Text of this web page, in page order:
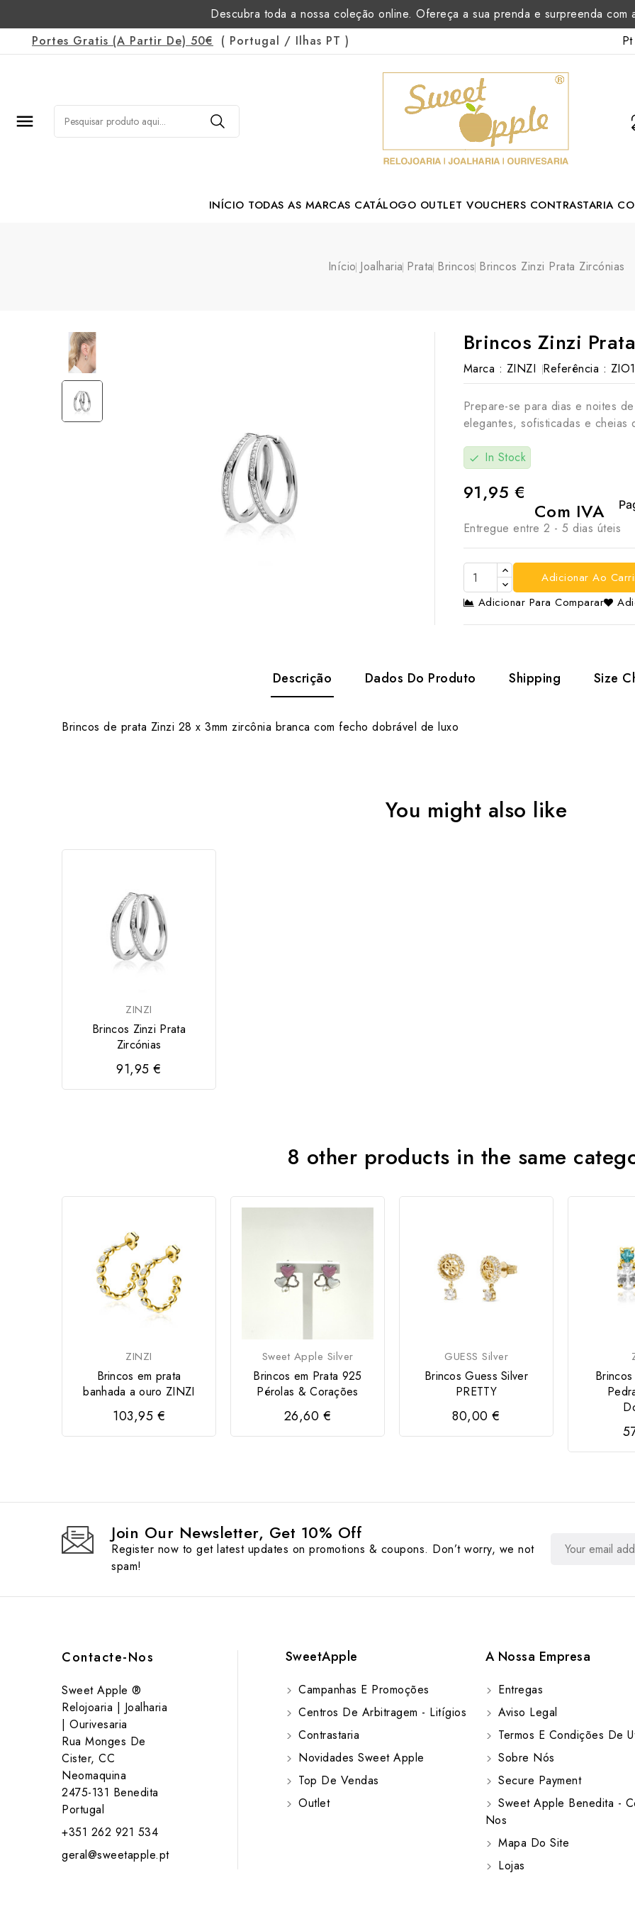
Descubra toda a nossa coleção online. Ofereça a sua prenda e surpreenda com
Portes Gratis (a Partir De) 50€ ( Portugal / Ilhas PT ) Pt

INÍCIO TODAS AS MARCAS CATÁLOGO OUTLET VOUCHERS CONTRASTARIA
Início Joalharia Prata Brincos Brincos Zinzi Prata Zircónias
Brincos Zinzi
Marca : ZINZI Referência :
Prepare-se para dias e noites
elegantes, sofisticadas e cheias
check In Stock
91,95 €
Com IVA
Entregue entre 2 - 5 dias úteis
Adicionar Ao
Adicionar Para Comparar
Descrição Dados Do Produto Shipping Size
Brincos de prata Zinzi 28 x 3mm zircônia branca com fecho dobrável de luxo
You might also like
ZINZI
Brincos Zinzi Prata
Zircónias
91,95 €
8 other products in the same
ZINZI
Brincos em prata
banhada a ouro ZINZI
103,95 €
Sweet Apple Silver
Brincos em Prata 925
Pérolas & Corações
26,60 €
GUESS Silver
Brincos Guess Silver
PRETTY
80,00 €
Join Our Newsletter, Get 10% Off
Register now to get latest updates on promotions & coupons. Don’t worry, we not
spam!
Contacte-Nos
Sweet Apple ®
Relojoaria | Joalharia
| Ourivesaria
Rua Monges De
Cister, CC
Neomaquina
2475-131 Benedita
Portugal
+351 262 921 534
geral@sweetapple.pt
SweetApple
Campanhas E Promoções
Centros De Arbitragem - Litígios
Contrastaria
Novidades Sweet Apple
Top De Vendas
Outlet
A Nossa Empresa
Entregas
Aviso Legal
Termos E Condições De
Sobre Nós
Secure Payment
Sweet Apple Benedita -
Nos
Mapa Do Site
Lojas